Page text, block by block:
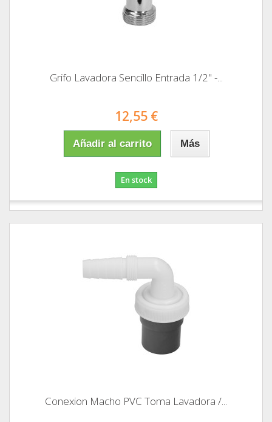
Grifo Lavadora Sencillo Entrada 1/2" -...
12,55 €
Añadir al carrito Más
En stock
Conexion Macho PVC Toma Lavadora /...